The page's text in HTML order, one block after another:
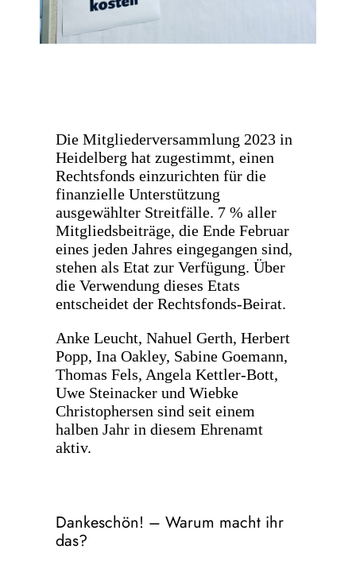
Die Mitgliederversammlung 2023 in
Heidelberg hat zugestimmt, einen
Rechtsfonds einzurichten für die
finanzielle Unterstützung
ausgewählter Streitfälle. 7 % aller
Mitgliedsbeiträge, die Ende Februar
eines jeden Jahres eingegangen sind,
stehen als Etat zur Verfügung. Über
die Verwendung dieses Etats
entscheidet der Rechtsfonds-Beirat.
Anke Leucht, Nahuel Gerth, Herbert
Popp, Ina Oakley, Sabine Goemann,
Thomas Fels, Angela Kettler-Bott,
Uwe Steinacker und Wiebke
Christophersen sind seit einem
halben Jahr in diesem Ehrenamt
aktiv.
Dankeschön! – Warum macht ihr
das?